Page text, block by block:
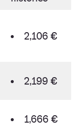
2,106 €
2,199 €
1,666 €